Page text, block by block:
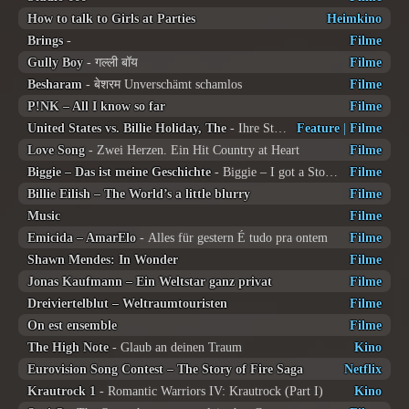
How to talk to Girls at Parties
Heimkino
Brings-
Filme
Gully Boy- गल्ली बॉय
Filme
Besharam - बेशरम Unverschämt schamlos
Filme
P!NK – All I know so far
Filme
United States vs. Billie Holiday, The
Feature| Filme
Love Song - Zwei Herzen. Ein Hit Country at Heart
Filme
Biggie – Das ist meine Geschichte
Filme
Billie Eilish – The World’s a little blurry
Filme
Music
Filme
Emicida – AmarElo- Alles für gestern É tudo pra ontem
Filme
Shawn Mendes: In Wonder
Filme
Jonas Kaufmann – Ein Weltstar ganz privat
Filme
Dreiviertelblut – Weltraumtouristen
Filme
On est ensemble
Filme
The High Note- Glaub an deinen Traum
Kino
Eurovision Song Contest – The Story of Fire Saga
Netflix
Krautrock 1 - Romantic Warriors IV: Krautrock (Part I)
Kino